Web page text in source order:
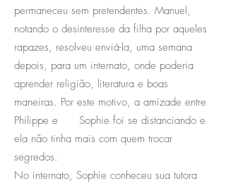
permaneceu sem pretendentes. Manuel,
notando o desinteresse da filha por aqueles
rapazes, resolveu enviá-la, uma semana
depois, para um internato, onde poderia
aprender religião, literatura e boas
maneiras. Por este motivo, a amizade entre
Philippe e Sophie foi se distanciando e
ela não tinha mais com quem trocar
segredos.
No internato, Sophie conheceu sua tutora